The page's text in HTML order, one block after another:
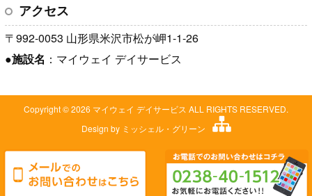
アクセス
〒992-0053 山形県米沢市松が岬1-1-26
●施設名 ：マイウェイ デイサービス
Copyright © 2026 マイウェイ デイサービス ALL RIGHTS RESERVED.
Design by ミッシェル・グリーン